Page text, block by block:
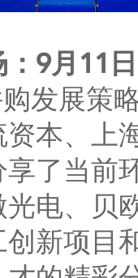
9月11
发展策
本、上
了当前
电、贝
创新项目